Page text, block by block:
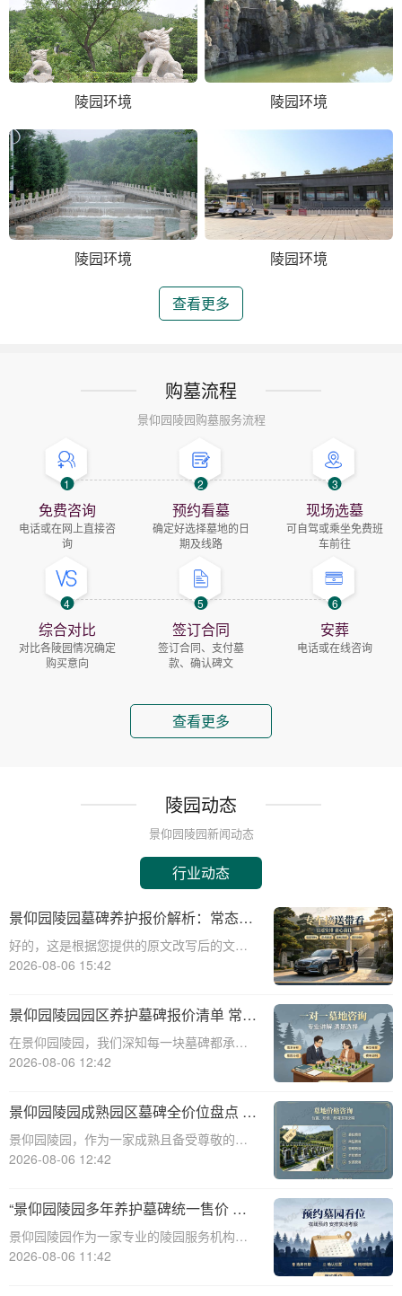
陵园环境 陵园环境
陵园环境 陵园环境
查看更多
购墓流程
景仰园陵园购墓服务流程
1
免费咨询
电话或在网上直接咨
询
2
预约看墓
确定好选择墓地的日
期及线路
3
现场选墓
可自驾或乘坐免费班
车前往
4
综合对比
对比各陵园情况确定
购买意向
5
签订合同
签订合同、支付墓
款、确认碑文
6
安葬
电话或在线咨询
查看更多
陵园动态
景仰园陵园新闻动态
行业动态
景仰园陵园墓碑养护报价解析：常态化
保洁服务免费说明
好的，这是根据您提供的原文改写后的文章
内容：☎ 景仰园陵园电话:400-838-5063景
洁费用说明景仰园陵园，作为寄托哀思与缅
怀的庄重之地，对园内环境的维护
2026-08-06 15:42
景仰园陵园园区养护墓碑报价清单 常态
化保洁无需额外付费详解
在景仰园陵园，我们深知每一块墓碑都承载
着对逝者的深深敬意和对生者的无尽思念。
务，确保每一处都保持庄严肃穆与整洁美
观。本文将详细解析景仰园陵园园区养护墓
碑的报价清单
2026-08-06 12:42
景仰园陵园成熟园区墓碑全价位盘点 老
客户续费叠加福利详解
景仰园陵园，作为一家成熟且备受尊敬的陵
园，一直致力于为用户提供高质量的服务和
成熟园区的墓碑全价位，并深入解析老客户
续费叠加福利，旨在为有需求的用户提供全
面、有价值
2026-08-06 12:42
“景仰园陵园多年养护墓碑统一售价 老
带新双方共享优惠 详解费用与福利政
策”
景仰园陵园作为一家专业的陵园服务机构，
多年来一直致力于为逝者提供高质量的安息
2026-08-06 11:42